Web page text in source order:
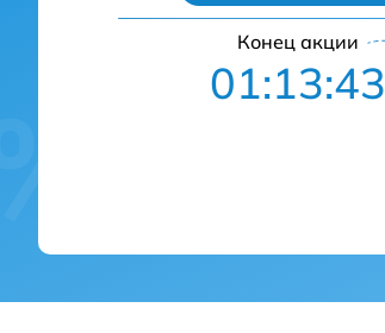
Конец акции
01:13:42